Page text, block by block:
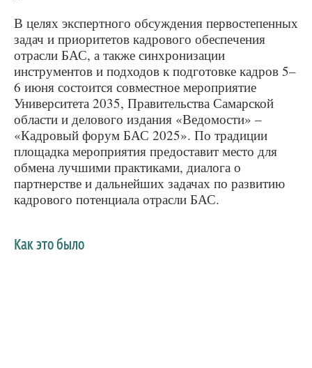
В целях экспертного обсуждения первостепенных
задач и приоритетов кадрового обеспечения
отрасли БАС, а также синхронизации
инструментов и подходов к подготовке кадров 5–
6 июня состоится совместное мероприятие
Университета 2035, Правительства Самарской
области и делового издания «Ведомости» –
«Кадровый форум БАС 2025». По традиции
площадка мероприятия предоставит место для
обмена лучшими практиками, диалога о
партнерстве и дальнейших задачах по развитию
кадрового потенциала отрасли БАС.
Как это было